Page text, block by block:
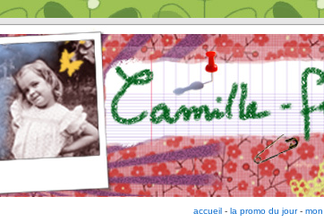
accueil- la promo du jour-